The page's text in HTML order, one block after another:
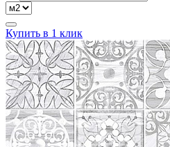
Купить в 1 клик